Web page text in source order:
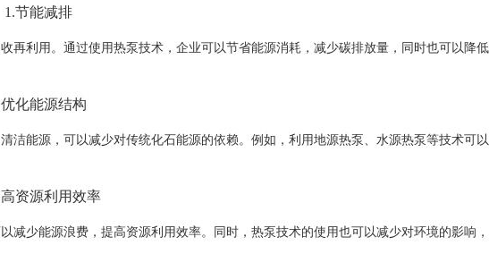
1.节能减排
再利用。通过使用热泵技术，企业可以节省能源消耗，减少碳排放量，同时也可以降低
优化能源结构
洁能源，可以减少对传统化石能源的依赖。例如，利用地源热泵、水源热泵等技术可以
资源利用效率
少能源浪费，提高资源利用效率。同时，热泵技术的使用也可以减少对环境的影响，